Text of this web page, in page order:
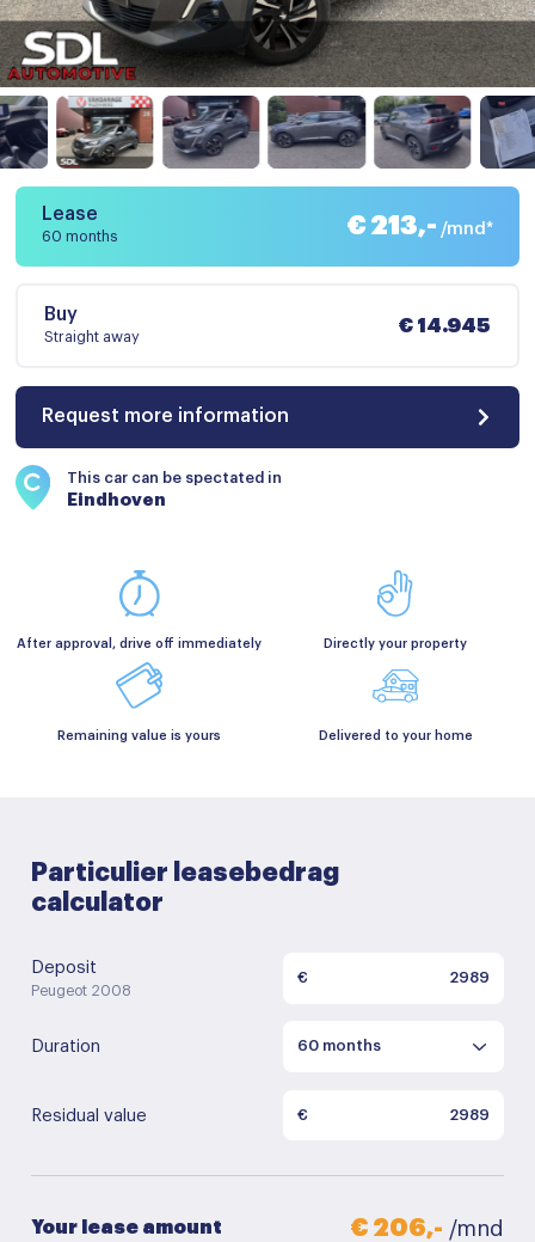
Lease
60 months € 213,- /mnd*
Buy
Straight away
€ 14.945
Request more information
This car can be spectated in
Eindhoven
After approval, drive off immediately Directly your property
Remaining value is yours Delivered to your home
Particulier leasebedrag
calculator
Deposit
Peugeot 2008
€
Duration
Residual value €
Your lease amount € 206,- /mnd